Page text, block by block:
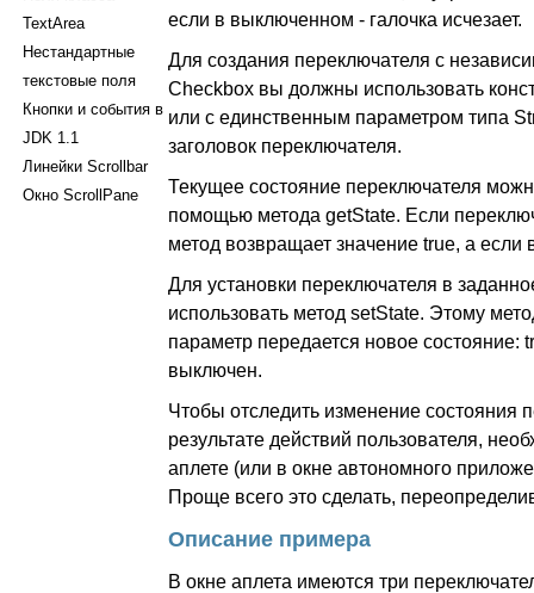
TextArea
Нестандартные
текстовые поля
Кнопки и события в
JDK 1.1
Линейки Scrollbar
Окно ScrollPane
если в выключенном - галочка исчезает.
Для создания переключателя с
Checkbox вы должны использовать
или с единственным параметром типа
заголовок переключателя.
Текущее состояние переключателя
помощью метода getState. Если
метод возвращает значение true, а если
Для установки переключателя в
использовать метод setState. Этому
параметр передается новое состояние:
выключен.
Чтобы отследить изменение состояния
результате действий пользователя,
аплете (или в окне автономного
Проще всего это сделать,
Описание примера
В окне аплета имеются три